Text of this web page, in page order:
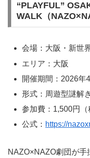
“PLAYFUL”
WALK（
会場：大阪・新世
エリア：大阪
開催期間：2026年
形式：周遊型謎解き
参加費：1,500円（
公式： https://
NAZO×NAZO劇団が